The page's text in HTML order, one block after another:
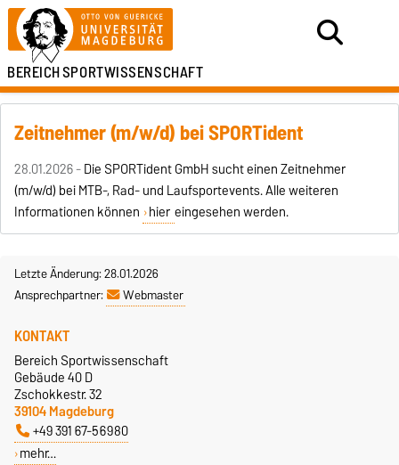
BEREICHSPORTWISSENSCHAFT
Zeitnehmer (m/w/d) bei SPORTident
28.01.2026 -Die SPORTident GmbH sucht einen Zeitnehmer
(m/w/d) bei MTB-, Rad- und Laufsportevents. Alle weiteren
Informationen können hier eingesehen werden.
Letzte Änderung: 28.01.2026
Ansprechpartner:
Webmaster
KONTAKT
Bereich Sportwissenschaft
Gebäude 40 D
Zschokkestr. 32
39104 Magdeburg
+49 391 67-56980
mehr…